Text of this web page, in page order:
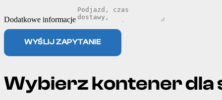
Dodatkowe informacje
WYŚLIJ ZAPYTANIE
Wybierz kontener dla